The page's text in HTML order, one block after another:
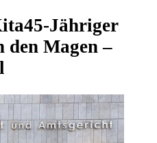
45-Jähriger
den Magen –